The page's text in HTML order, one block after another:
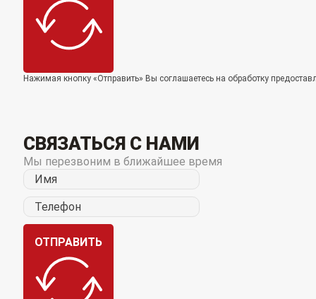
Нажимая кнопку «Отправить» Вы соглашаетесь на обработку
СВЯЗАТЬСЯ С НАМИ
Мы перезвоним в ближайшее время
ОТПРАВИТЬ